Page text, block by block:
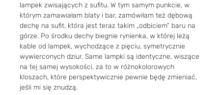
lampek zwisających z sufitu. W tym samym punkcie, w
którym zamawiałam blaty i bar, zamówiłam też dębową
dechę na sufit, która jest teraz takim „odbiciem” baru na
górze. Po środku dechy biegnie rynienka, w której leżą
kable od lampek, wychodzące z pięciu, symetrycznie
wywierconych dziur. Same lampki są identyczne, wiszące
na tej samej wysokości, za to w różnokolorowych
kloszach, które perspektywicznie pewnie będę zmieniać,
jeśli mi się znudzą.